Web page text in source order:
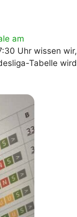
am
Uhr wissen wir,
Tabelle wird